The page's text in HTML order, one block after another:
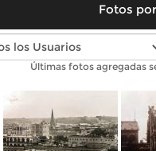
Fotos
Fotos antiguas
Últimas fotos agregadas